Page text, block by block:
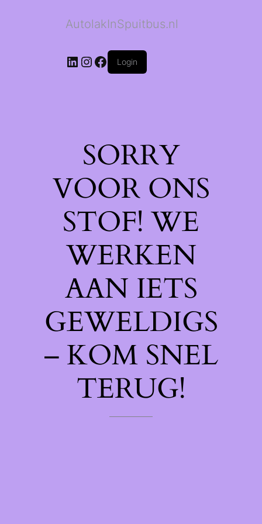
AutolakInSpuitbus.nl
LinkedIn
Instagram
Facebook
Login
SORRY
VOOR ONS
STOF! WE
WERKEN
AAN IETS
GEWELDIGS
– KOM SNEL
TERUG!